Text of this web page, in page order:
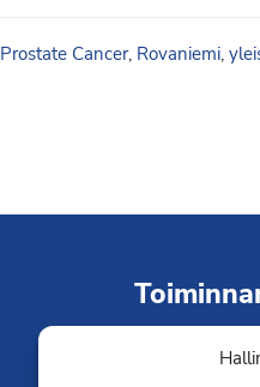
Prostate Cancer, Rovaniemi,
Kimmo Järvinen